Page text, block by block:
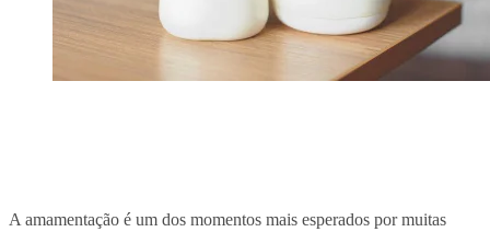
A amamentação é um dos momentos mais esperados por muitas